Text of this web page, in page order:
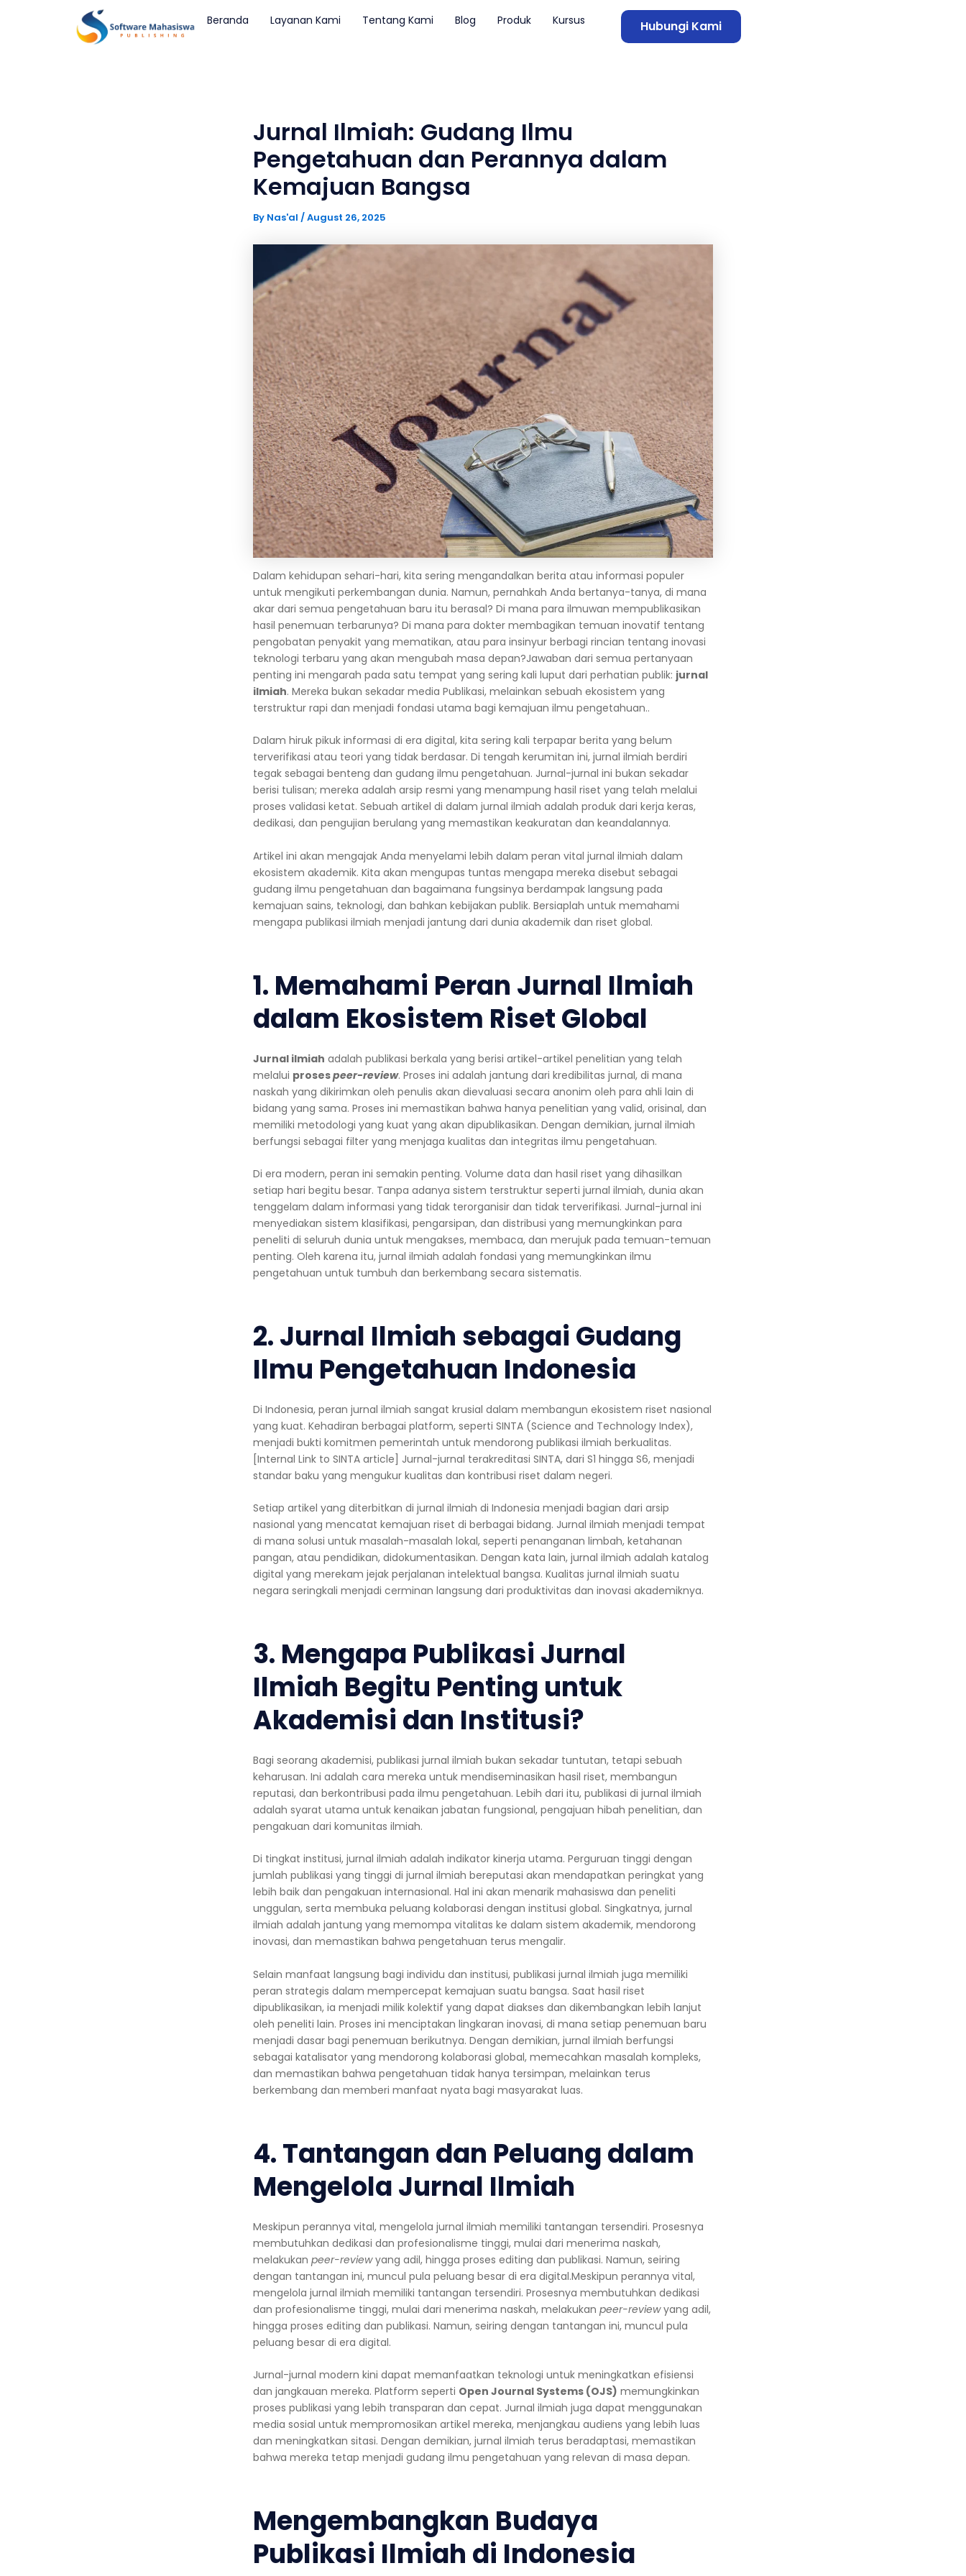
Beranda Layanan Kami Tentang Kami Blog Produk Kursus Hubungi Kami
Jurnal Ilmiah: Gudang Ilmu
Pengetahuan dan Perannya dalam
Kemajuan Bangsa
By Nas'al /August 26, 2025
Dalam kehidupan sehari-hari, kita sering mengandalkan berita atau informasi populer
untuk mengikuti perkembangan dunia. Namun, pernahkah Anda bertanya-tanya, di mana
akar dari semua pengetahuan baru itu berasal? Di mana para ilmuwan mempublikasikan
hasil penemuan terbarunya? Di mana para dokter membagikan temuan inovatif tentang
pengobatan penyakit yang mematikan, atau para insinyur berbagi rincian tentang inovasi
teknologi terbaru yang akan mengubah masa depan?Jawaban dari semua pertanyaan
penting ini mengarah pada satu tempat yang sering kali luput dari perhatian publik: jurnal
ilmiah. Mereka bukan sekadar media Publikasi, melainkan sebuah ekosistem yang
terstruktur rapi dan menjadi fondasi utama bagi kemajuan ilmu pengetahuan..
Dalam hiruk pikuk informasi di era digital, kita sering kali terpapar berita yang belum
terverifikasi atau teori yang tidak berdasar. Di tengah kerumitan ini, jurnal ilmiah berdiri
tegak sebagai benteng dan gudang ilmu pengetahuan. Jurnal-jurnal ini bukan sekadar
berisi tulisan; mereka adalah arsip resmi yang menampung hasil riset yang telah melalui
proses validasi ketat. Sebuah artikel di dalam jurnal ilmiah adalah produk dari kerja keras,
dedikasi, dan pengujian berulang yang memastikan keakuratan dan keandalannya.
Artikel ini akan mengajak Anda menyelami lebih dalam peran vital jurnal ilmiah dalam
ekosistem akademik. Kita akan mengupas tuntas mengapa mereka disebut sebagai
gudang ilmu pengetahuan dan bagaimana fungsinya berdampak langsung pada
kemajuan sains, teknologi, dan bahkan kebijakan publik. Bersiaplah untuk memahami
mengapa publikasi ilmiah menjadi jantung dari dunia akademik dan riset global.
1. Memahami Peran Jurnal Ilmiah
dalam Ekosistem Riset Global
Jurnal ilmiah adalah publikasi berkala yang berisi artikel-artikel penelitian yang telah
melalui prosespeer-review. Proses ini adalah jantung dari kredibilitas jurnal, di mana
naskah yang dikirimkan oleh penulis akan dievaluasi secara anonim oleh para ahli lain di
bidang yang sama. Proses ini memastikan bahwa hanya penelitian yang valid, orisinal, dan
memiliki metodologi yang kuat yang akan dipublikasikan. Dengan demikian, jurnal ilmiah
berfungsi sebagai filter yang menjaga kualitas dan integritas ilmu pengetahuan.
Di era modern, peran ini semakin penting. Volume data dan hasil riset yang dihasilkan
setiap hari begitu besar. Tanpa adanya sistem terstruktur seperti jurnal ilmiah, dunia akan
tenggelam dalam informasi yang tidak terorganisir dan tidak terverifikasi. Jurnal-jurnal ini
menyediakan sistem klasifikasi, pengarsipan, dan distribusi yang memungkinkan para
peneliti di seluruh dunia untuk mengakses, membaca, dan merujuk pada temuan-temuan
penting. Oleh karena itu, jurnal ilmiah adalah fondasi yang memungkinkan ilmu
pengetahuan untuk tumbuh dan berkembang secara sistematis.
2. Jurnal Ilmiah sebagai Gudang
Ilmu Pengetahuan Indonesia
Di Indonesia, peran jurnal ilmiah sangat krusial dalam membangun ekosistem riset nasional
yang kuat. Kehadiran berbagai platform, seperti SINTA (Science and Technology Index),
menjadi bukti komitmen pemerintah untuk mendorong publikasi ilmiah berkualitas.
[Internal Link to SINTA article] Jurnal-jurnal terakreditasi SINTA, dari S1 hingga S6, menjadi
standar baku yang mengukur kualitas dan kontribusi riset dalam negeri.
Setiap artikel yang diterbitkan di jurnal ilmiah di Indonesia menjadi bagian dari arsip
nasional yang mencatat kemajuan riset di berbagai bidang. Jurnal ilmiah menjadi tempat
di mana solusi untuk masalah-masalah lokal, seperti penanganan limbah, ketahanan
pangan, atau pendidikan, didokumentasikan. Dengan kata lain, jurnal ilmiah adalah katalog
digital yang merekam jejak perjalanan intelektual bangsa. Kualitas jurnal ilmiah suatu
negara seringkali menjadi cerminan langsung dari produktivitas dan inovasi akademiknya.
3. Mengapa Publikasi Jurnal
Ilmiah Begitu Penting untuk
Akademisi dan Institusi?
Bagi seorang akademisi, publikasi jurnal ilmiah bukan sekadar tuntutan, tetapi sebuah
keharusan. Ini adalah cara mereka untuk mendiseminasikan hasil riset, membangun
reputasi, dan berkontribusi pada ilmu pengetahuan. Lebih dari itu, publikasi di jurnal ilmiah
adalah syarat utama untuk kenaikan jabatan fungsional, pengajuan hibah penelitian, dan
pengakuan dari komunitas ilmiah.
Di tingkat institusi, jurnal ilmiah adalah indikator kinerja utama. Perguruan tinggi dengan
jumlah publikasi yang tinggi di jurnal ilmiah bereputasi akan mendapatkan peringkat yang
lebih baik dan pengakuan internasional. Hal ini akan menarik mahasiswa dan peneliti
unggulan, serta membuka peluang kolaborasi dengan institusi global. Singkatnya, jurnal
ilmiah adalah jantung yang memompa vitalitas ke dalam sistem akademik, mendorong
inovasi, dan memastikan bahwa pengetahuan terus mengalir.
Selain manfaat langsung bagi individu dan institusi, publikasi jurnal ilmiah juga memiliki
peran strategis dalam mempercepat kemajuan suatu bangsa. Saat hasil riset
dipublikasikan, ia menjadi milik kolektif yang dapat diakses dan dikembangkan lebih lanjut
oleh peneliti lain. Proses ini menciptakan lingkaran inovasi, di mana setiap penemuan baru
menjadi dasar bagi penemuan berikutnya. Dengan demikian, jurnal ilmiah berfungsi
sebagai katalisator yang mendorong kolaborasi global, memecahkan masalah kompleks,
dan memastikan bahwa pengetahuan tidak hanya tersimpan, melainkan terus
berkembang dan memberi manfaat nyata bagi masyarakat luas.
4. Tantangan dan Peluang dalam
Mengelola Jurnal Ilmiah
Meskipun perannya vital, mengelola jurnal ilmiah memiliki tantangan tersendiri. Prosesnya
membutuhkan dedikasi dan profesionalisme tinggi, mulai dari menerima naskah,
melakukan peer-reviewyang adil, hingga proses editing dan publikasi. Namun, seiring
dengan tantangan ini, muncul pula peluang besar di era digital.Meskipun perannya vital,
mengelola jurnal ilmiah memiliki tantangan tersendiri. Prosesnya membutuhkan dedikasi
dan profesionalisme tinggi, mulai dari menerima naskah, melakukan peer-reviewyang adil,
hingga proses editing dan publikasi. Namun, seiring dengan tantangan ini, muncul pula
peluang besar di era digital.
Jurnal-jurnal modern kini dapat memanfaatkan teknologi untuk meningkatkan efisiensi
dan jangkauan mereka. Platform seperti Open Journal Systems (OJS) memungkinkan
proses publikasi yang lebih transparan dan cepat. Jurnal ilmiah juga dapat menggunakan
media sosial untuk mempromosikan artikel mereka, menjangkau audiens yang lebih luas
dan meningkatkan sitasi. Dengan demikian, jurnal ilmiah terus beradaptasi, memastikan
bahwa mereka tetap menjadi gudang ilmu pengetahuan yang relevan di masa depan.
Mengembangkan Budaya
Publikasi Ilmiah di Indonesia
navigation